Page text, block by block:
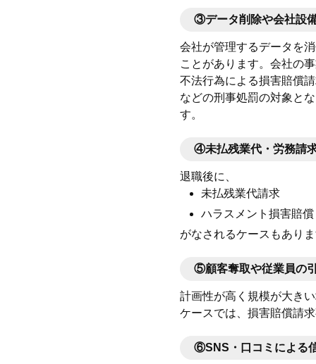
③データ削除や会社設
会社が管理するデータを
ことがあります。会社の
不法行為による損害賠償
などの刑事処罰の対象と
す。
④未払残業代・労務請
退職後に、
未払残業代請求
ハラスメント損害賠償
がなされるケースもあり
⑤顧客奪取や従業員の
計画性が高く規模が大き
ケースでは、損害賠償請
⑥SNS・口コミによる